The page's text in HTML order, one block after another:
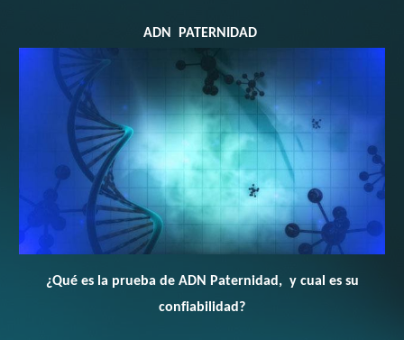
ADN PATERNIDAD
¿Qué es la prueba de ADN Paternidad, y cual es su
confiabilidad ?